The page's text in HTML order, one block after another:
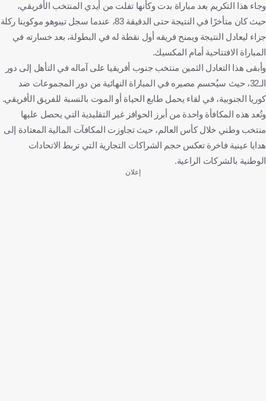
وجاء هذا التكريم بعد مباراة بدت وكأنها تفلت من أيدي المنتخب الأفريقي،
حيث كان متأخرًا في النتيجة حتى الدقيقة 83، عندما سجل تيبوهو موكوينا ركلة
جزاء ليعادل النتيجة ويمنح فريقه أول نقطة له في البطولة، بعد خسارته في
المباراة الافتتاحية أمام المكسيك.
وأبقى هذا التعادل الثمين منتخب جنوب أفريقيا على آماله في التأهل إلى دور
الـ32، حيث سيُحسم مصيره في المباراة النهائية من دور المجموعات ضد
كوريا الجنوبية، في لقاء يحمل طابع الحياة أو الموت بالنسبة للفريق الأفريقي.
وتُعد هذه المكافأة واحدة من أبرز الحوافز غير التقليدية التي يحصل عليها
منتخب وطني خلال كأس العالم، حيث تجاوزت المكافآت المالية المعتادة إلى
هدايا عينية فاخرة تعكس حجم الشراكات التجارية التي تربط الاتحادات
الوطنية بالشركات الراعية.
إعلان